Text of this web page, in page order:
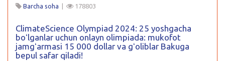
Barcha soha 178803
ClimateScience Olympiad 2024: 25 yoshgacha
boʻlganlar uchun onlayn olimpiada: mukofot
jamgʻarmasi 15 000 dollar va gʻoliblar Bakuga
bepul safar qiladi!